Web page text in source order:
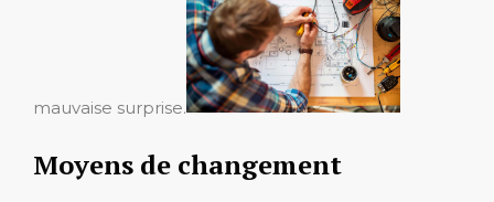
mauvaise surprise.
Moyens de changement